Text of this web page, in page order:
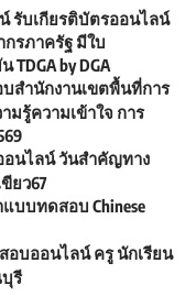
รับเกียรติบัตรออนไลน์
รภาครัฐ มีใบ
by DGA
สำนักงานเขตพื้นที่การ
มรู้ความเข้าใจ การ
นไลน์ วันสำคัญทาง
ยว67
บบทดสอบ Chinese
อบออนไลน์ ครู นักเรียน
บุรี